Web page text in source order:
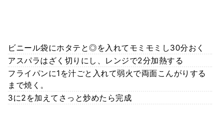
ビニール袋にホタテと◎を入れてモミモミし30分おく
アスパラはざく切りにし、レンジで2分加熱する
フライパンに1を汁ごと入れて弱火で両面こんがりする
まで焼く。
3に2を加えてさっと炒めたら完成